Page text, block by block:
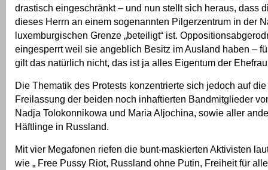
drastisch eingeschränkt – und nun stellt sich heraus, dass
dieses Herrn an einem sogenannten Pilgerzentrum in der
luxemburgischen Grenze „beteiligt“ ist.
eingesperrt weil sie angeblich Besitz im Ausland haben –
gilt das natürlich nicht, das ist ja alles Eigentum der
Die Thematik des Protests konzentrierte sich jedoch auf
Freilassung der beiden noch inhaftierten Bandmitglieder
Nadja Tolokonnikowa und Maria Aljochina, sowie aller
Häftlinge in Russland.
Mit vier Megafonen riefen die bunt-maskierten Aktivisten
wie „ Free Pussy Riot, Russland ohne Putin, Freiheit für